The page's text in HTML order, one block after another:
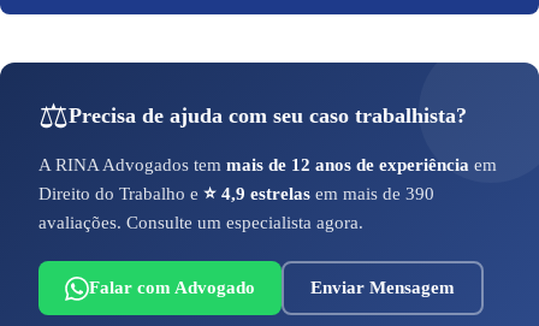
⚖️Precisa de ajuda com seu caso trabalhista?
A RINA Advogados tem mais de 12 anos de experiência em
Direito do Trabalho e ⭐ 4,9 estrelas em mais de 390
avaliações. Consulte um especialista agora.
Falar com Advogado Enviar Mensagem